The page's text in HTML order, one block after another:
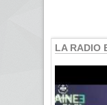
LA RADIO